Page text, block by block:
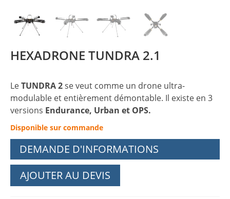
HEXADRONE TUNDRA 2.1
LeTUNDRA 2se veut comme un drone ultra-
modulable et entièrement démontable. Il existe en 3
versions Endurance, Urban et OPS.
Disponible sur commande
DEMANDE D'INFORMATIONS
AJOUTER AU DEVIS